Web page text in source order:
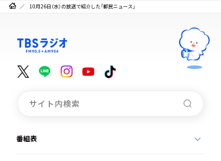
10月26日（水）の放送で紹介した「都民ニュース」
番組表